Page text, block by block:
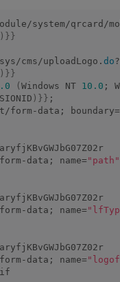
system/qrcard/
)}}
cms/uploadLogo.
do
)}}
( Windows NT 10.0 ;
)}} ;
data;
data; name= "path"
data; name=
data; name=